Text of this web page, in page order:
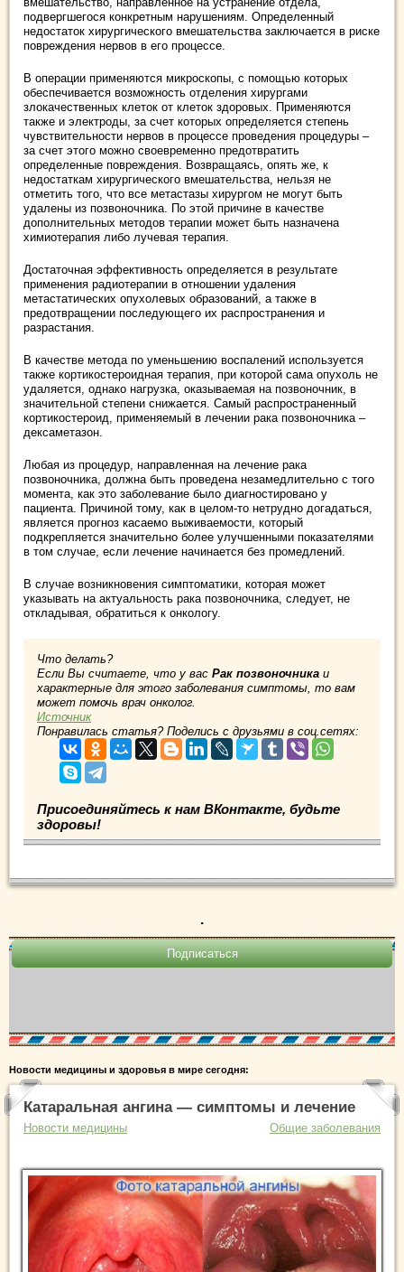
подвергшегося конкретным нарушениям. Определенный
недостаток хирургического вмешательства заключается в риске
повреждения нервов в его процессе.
В операции применяются микроскопы, с помощью которых
обеспечивается возможность отделения хирургами
злокачественных клеток от клеток здоровых. Применяются
также и электроды, за счет которых определяется степень
чувствительности нервов в процессе проведения процедуры –
за счет этого можно своевременно предотвратить
определенные повреждения. Возвращаясь, опять же, к
недостаткам хирургического вмешательства, нельзя не
отметить того, что все метастазы хирургом не могут быть
удалены из позвоночника. По этой причине в качестве
дополнительных методов терапии может быть назначена
химиотерапия либо лучевая терапия.
Достаточная эффективность определяется в результате
применения радиотерапии в отношении удаления
метастатических опухолевых образований, а также в
предотвращении последующего их распространения и
разрастания.
В качестве метода по уменьшению воспалений используется
также кортикостероидная терапия, при которой сама опухоль не
удаляется, однако нагрузка, оказываемая на позвоночник, в
значительной степени снижается. Самый распространенный
кортикостероид, применяемый в лечении рака позвоночника –
дексаметазон.
Любая из процедур, направленная на лечение рака
позвоночника, должна быть проведена незамедлительно с того
момента, как это заболевание было диагностировано у
пациента. Причиной тому, как в целом-то нетрудно догадаться,
является прогноз касаемо выживаемости, который
подкрепляется значительно более улучшенными показателями
в том случае, если лечение начинается без промедлений.
В случае возникновения симптоматики, которая может
указывать на актуальность рака позвоночника, следует, не
откладывая, обратиться к онкологу.
Что делать?
Если Вы считаете, что у вас Рак позвоночника и
характерные для этого заболевания симптомы, то вам
может помочь врач онколог.
Источник
Понравилась статья? Поделись с друзьями в соц.сетях:
Присоединяйтесь к нам ВКонтакте, будьте
здоровы!
.
Новости медицины и здоровья в мире сегодня:
Катаральная ангина — симптомы и лечение
Новости медицины Общие заболевания